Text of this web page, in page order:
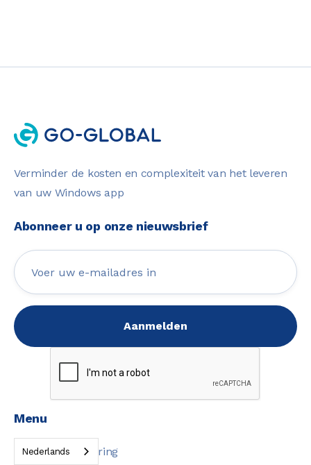
Verminder de kosten en complexiteit van het leveren
van uw Windows app
Abonneer u op onze nieuwsbrief
Menu
Web-Native ervaring
Nederlands